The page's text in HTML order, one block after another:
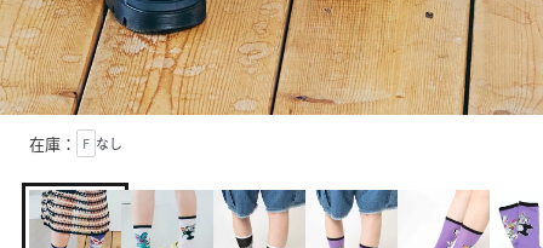
在庫： F なし